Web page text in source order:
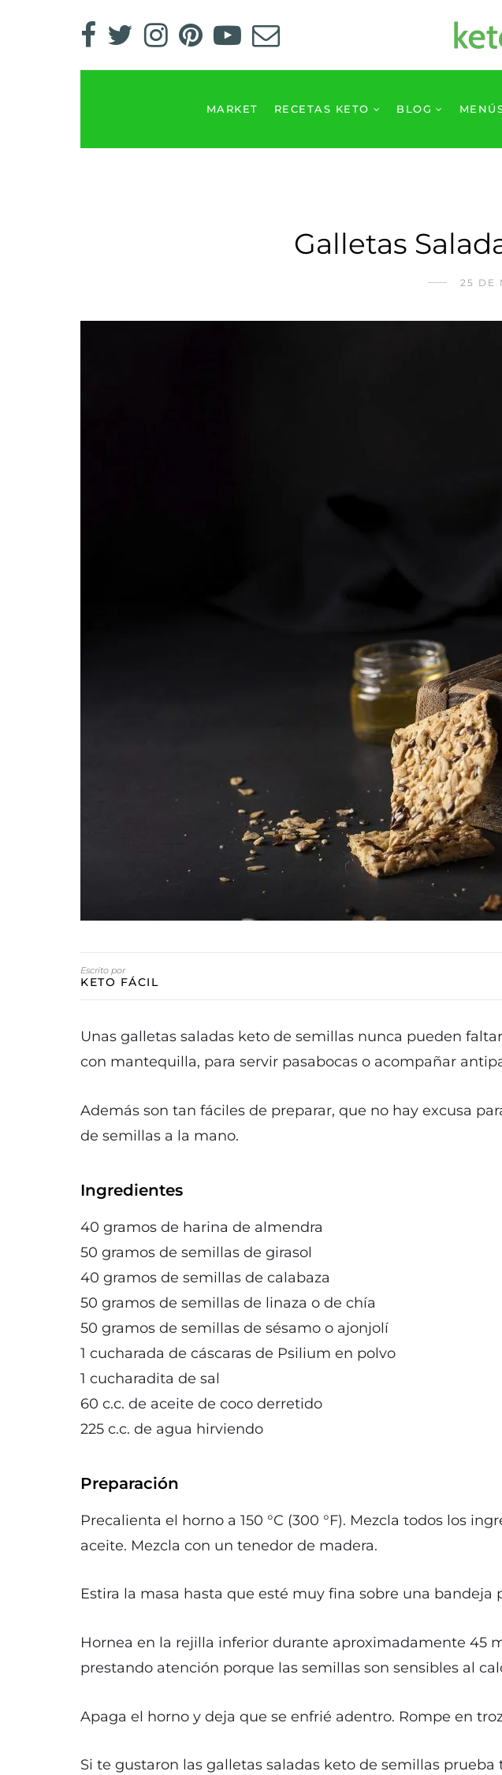
MARKET RECETAS KETO BLOG
Galletas
25 DE
Escrito por
KETO FÁCIL
Unas galletas saladas keto de semillas nunca pueden
con mantequilla, para servir pasabocas o acompañar
Además son tan fáciles de preparar, que no hay excusa
de semillas a la mano.
Ingredientes
40 gramos de harina de almendra
50 gramos de semillas de girasol
40 gramos de semillas de calabaza
50 gramos de semillas de linaza o de chía
50 gramos de semillas de sésamo o ajonjolí
1 cucharada de cáscaras de Psilium en polvo
1 cucharadita de sal
60 c.c. de aceite de coco derretido
225 c.c. de agua hirviendo
Preparación
Precalienta el horno a 150 °C (300 °F). Mezcla todos los
aceite. Mezcla con un tenedor de madera.
Estira la masa hasta que esté muy fina sobre una
Hornea en la rejilla inferior durante aproximadamente 45
prestando atención porque las semillas son sensibles al
Apaga el horno y deja que se enfrié adentro. Rompe en
Si te gustaron las galletas saladas keto de semillas